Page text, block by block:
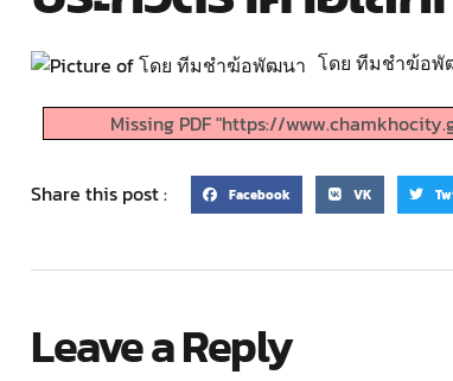
โดย ทีมชำฆ้อพั
Missing PDF "https://
Share this post : Facebook VK
Leave a Reply